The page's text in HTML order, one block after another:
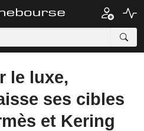
le luxe,
ses cibles
et Kering